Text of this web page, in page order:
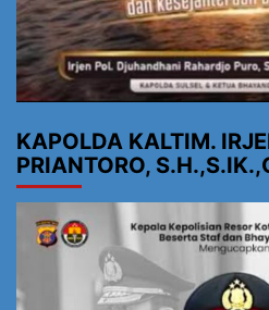
KAPOLDA KALTIM.
PRIANTORO,